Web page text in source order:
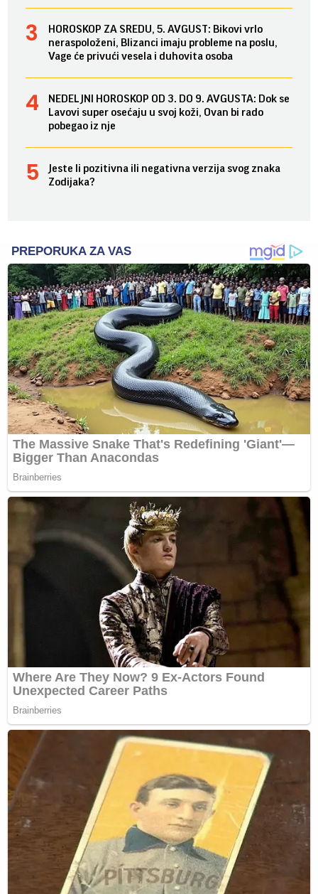
HOROSKOP ZA SREDU, 5. AVGUST: Bikovi vrlo
neraspoloženi, Blizanci imaju probleme na poslu,
Vage će privući vesela i duhovita osoba
NEDELJNI HOROSKOP OD 3. DO 9. AVGUSTA: Dok se
Lavovi super osećaju u svoj koži, Ovan bi rado
pobegao iz nje
Jeste li pozitivna ili negativna verzija svog znaka
Zodijaka?